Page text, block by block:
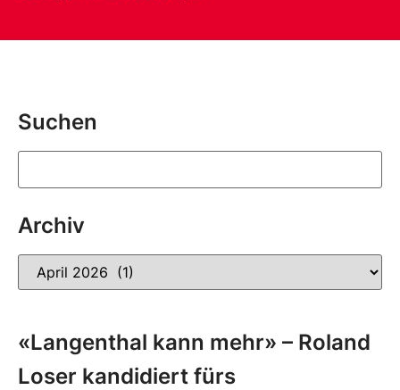
Suchen
Archiv
«Langenthal kann mehr» – Roland
Loser kandidiert fürs